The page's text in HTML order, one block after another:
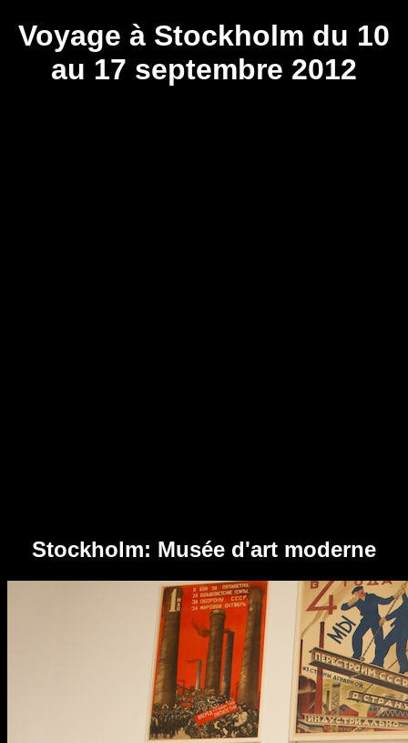
Voyage à Stockholm du 10
au 17 septembre 2012
Stockholm: Musée d'art moderne